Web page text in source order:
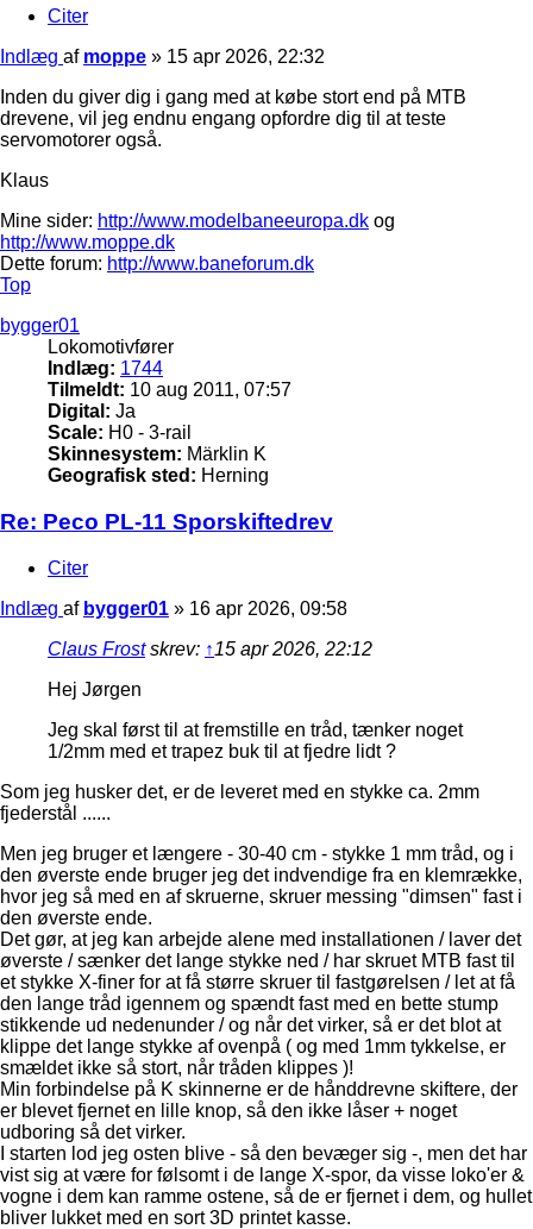
Citer
Indlæg af moppe » 15 apr 2026, 22:32
Inden du giver dig i gang med at købe stort end på MTB
drevene, vil jeg endnu engang opfordre dig til at teste
servomotorer også.
Klaus
Mine sider: http://www.modelbaneeuropa.dk og
http://www.moppe.dk
Dette forum: http://www.baneforum.dk
Top
bygger01
Lokomotivfører
Indlæg: 1744
Tilmeldt: 10 aug 2011, 07:57
Digital: Ja
Scale: H0 - 3-rail
Skinnesystem: Märklin K
Geografisk sted: Herning
Re: Peco PL-11 Sporskiftedrev
Citer
Indlæg af bygger01 » 16 apr 2026, 09:58
Claus Frostskrev: ↑15 apr 2026, 22:12
Hej Jørgen
Jeg skal først til at fremstille en tråd, tænker noget
1/2mm med et trapez buk til at fjedre lidt ?
Som jeg husker det, er de leveret med en stykke ca. 2mm
fjederstål ......
Men jeg bruger et længere - 30-40 cm - stykke 1 mm tråd, og i
den øverste ende bruger jeg det indvendige fra en klemrække,
hvor jeg så med en af skruerne, skruer messing "dimsen" fast i
den øverste ende.
Det gør, at jeg kan arbejde alene med installationen / laver det
øverste / sænker det lange stykke ned / har skruet MTB fast til
et stykke X-finer for at få større skruer til fastgørelsen / let at få
den lange tråd igennem og spændt fast med en bette stump
stikkende ud nedenunder / og når det virker, så er det blot at
klippe det lange stykke af ovenpå ( og med 1mm tykkelse, er
smældet ikke så stort, når tråden klippes )!
Min forbindelse på K skinnerne er de hånddrevne skiftere, der
er blevet fjernet en lille knop, så den ikke låser + noget
udboring så det virker.
I starten lod jeg osten blive - så den bevæger sig -, men det har
vist sig at være for følsomt i de lange X-spor, da visse loko'er &
vogne i dem kan ramme ostene, så de er fjernet i dem, og hullet
bliver lukket med en sort 3D printet kasse.